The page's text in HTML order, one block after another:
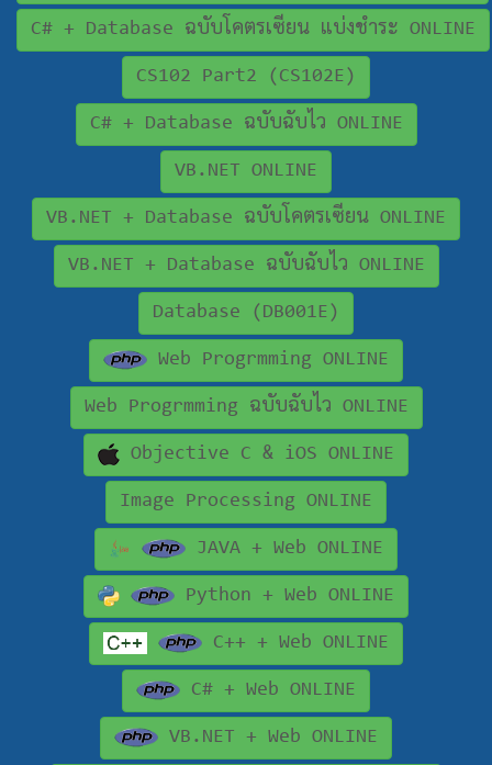
C# + Database ฉบับโคตรเซียน แบ่งชำระ ONLINE
CS102 Part2 (CS102E)
C# + Database ฉบับฉับไว ONLINE
VB.NET ONLINE
VB.NET + Database ฉบับโคตรเซียน ONLINE
VB.NET + Database ฉบับฉับไว ONLINE
Database (DB001E)
Web Progrmming ONLINE
Web Progrmming ฉบับฉับไว ONLINE
Objective C & iOS ONLINE
Image Processing ONLINE
JAVA + Web ONLINE
Python + Web ONLINE
C++ + Web ONLINE
C# + Web ONLINE
VB.NET + Web ONLINE